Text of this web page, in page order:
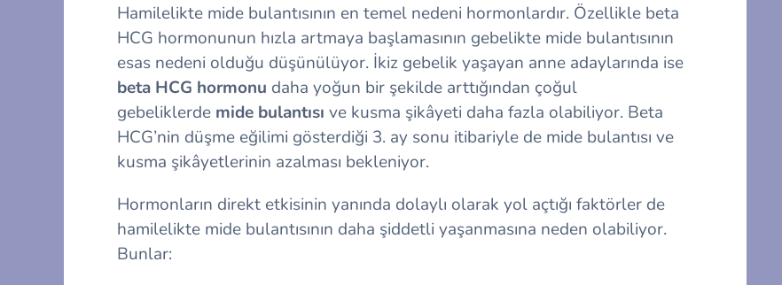
Hamilelikte mide bulantısının en temel nedeni hormonlardır. Özellikle beta
HCG hormonunun hızla artmaya başlamasının gebelikte mide bulantısının
esas nedeni olduğu düşünülüyor. İkiz gebelik yaşayan anne adaylarında ise
beta HCG hormonu daha yoğun bir şekilde arttığından çoğul
gebeliklerde mide bulantısı ve kusma şikâyeti daha fazla olabiliyor. Beta
HCG’nin düşme eğilimi gösterdiği 3. ay sonu itibariyle de mide bulantısı ve
kusma şikâyetlerinin azalması bekleniyor.
Hormonların direkt etkisinin yanında dolaylı olarak yol açtığı faktörler de
hamilelikte mide bulantısının daha şiddetli yaşanmasına neden olabiliyor.
Bunlar: